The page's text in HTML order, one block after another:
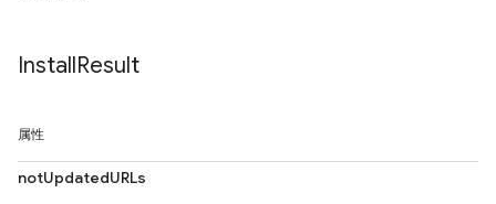
InstallResult
属性
notUpdatedURLs